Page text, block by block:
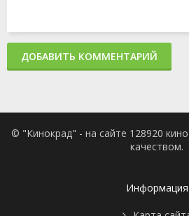
ДОБАВИТЬ КОММЕНТАРИЙ
© "Кинокрад" - на сайте 128920
качеством.
Информация